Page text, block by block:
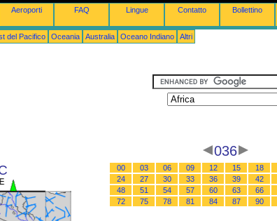
Aeroporti FAQ Lingue Contatto Bollettino
del Pacifico Oceania Australia Oceano Indiano Altri
036
00 03 06 09 12 15 18
24
27 30 33 36 39 42
48
51 54 57 60 63 66
72
75 78 81 84 87 90